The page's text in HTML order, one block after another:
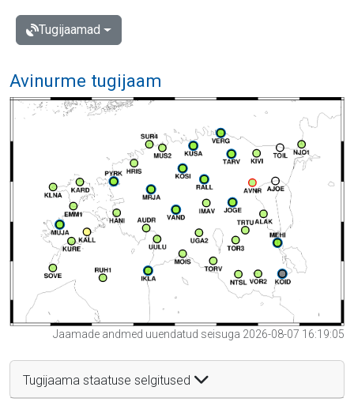
Tugijaamad
Avinurme tugijaam
Jaamade andmed uuendatud seisuga 2026-08-07 16:19:05
Tugijaama staatuse selgitused